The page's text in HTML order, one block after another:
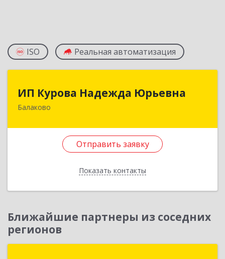
ISO Реальная автоматизация
ИП Курова Надежда Юрьевна
Балаково
Отправить заявку
Показать контакты
Отправить заявку
Назад
Ближайшие партнеры из соседних
регионов